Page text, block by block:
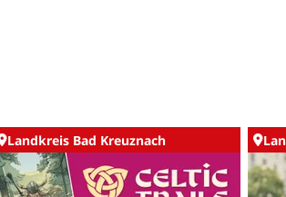
Landkreis Bad Kreuznach